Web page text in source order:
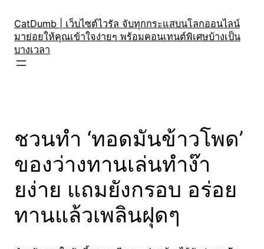
content
CatDumb | เว็บไซต์ไวรัล จับทุกกระแสบนโลกออนไลน์
มาย่อยให้คุณเข้าใจง่ายๆ พร้อมคอนเทนต์พิเศษบ้างเป็น
บางเวลา
ชวนทำ ‘ทอดมันข้าวโพด’
ของว่างทานเล่นทำง๊า
ยง่าย แถมยังกรอบ อร่อย
ทานแล้วเพลินฝุดๆ